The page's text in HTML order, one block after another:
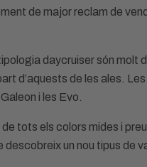
de major reclam de
daycruiser són molt
d’aquests de les ales.
i les Evo.
tots els colors mides i
descobreix un nou tipus de